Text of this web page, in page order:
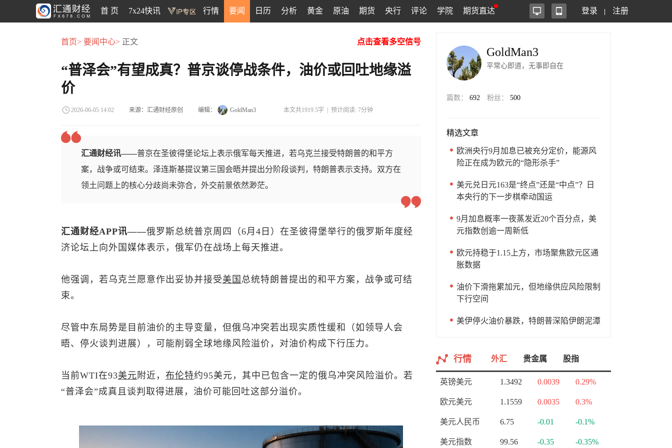
首 页 7x24快讯 行情 要闻 日历 分析 黄金 原油 期货 央行 评论 学院 期货直达 登录 注册
首页> 要闻中心> 正文 点击查看多空信号
“普泽会”有望成真？普京谈停战条件，油价或回吐地缘溢
价
2026-06-05 14:02 来源：汇通财经原创 编辑： GoldMan3 本文共1919.5字 |预计阅读: 7分钟
汇通财经讯——普京在圣彼得堡论坛上表示俄军每天推进，若乌克兰接受特朗普的和平方
案，战争或可结束。泽连斯基提议第三国会晤并提出分阶段谈判，特朗普表示支持。双方在
领土问题上的核心分歧尚未弥合，外交前景依然渺茫。
汇通财经APP讯——俄罗斯总统普京周四（6月4日）在圣彼得堡举行的俄罗斯年度经
济论坛上向外国媒体表示，俄军仍在战场上每天推进。
他强调，若乌克兰愿意作出妥协并接受美国 总统特朗普提出的和平方案，战争或可结
束。
尽管中东局势是目前油价的主导变量，但俄乌冲突若出现实质性缓和（如领导人会
晤、停火谈判进展），可能削弱全球地缘风险溢价，对油价构成下行压力。
当前WTI在93美元 附近， 布伦特约95美元，其中已包含一定的俄乌冲突风险溢价。若
“普泽会”成真且谈判取得进展，油价可能回吐这部分溢价。
GoldMan3
平常心即道，无事即自在
篇数： 692 粉丝： 500
精选文章
欧洲央行9月加息已被充分定价，能源风
险正在成为欧元的“隐形杀手”
美元兑日元163是“终点”还是“中点”？日
本央行的下一步棋牵动国运
9月加息概率一夜蒸发近20个百分点，美
元指数创逾一周新低
欧元持稳于1.15上方，市场聚焦欧元区通
胀数据
油价下滑拖累加元，但地缘供应风险限制
下行空间
美伊停火油价暴跌，特朗普深陷伊朗泥潭
行情 外汇 贵金属 股指
英镑美元 1.3492 0.0039 0.29%
欧元美元 1.1559 0.0035 0.3%
美元人民币 6.75 -0.01 -0.1%
美元指数 99.56 -0.35 -0.35%